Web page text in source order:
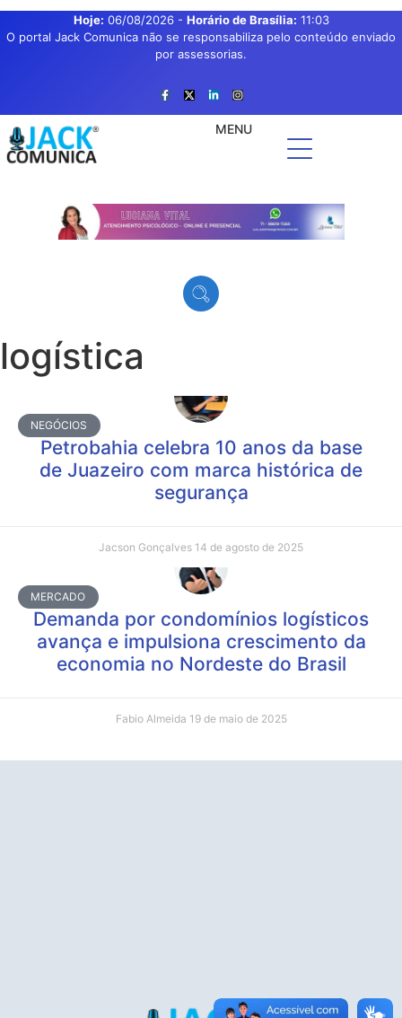
Hoje: 06/08/2026- Horário de Brasília: 11:03
O portal Jack Comunica não se responsabiliza pelo conteúdo enviado
por assessorias.
MENU
logística
NEGÓCIOS
Petrobahia celebra 10 anos da base
de Juazeiro com marca histórica de
segurança
Jacson Gonçalves 14 de agosto de 2025
MERCADO
Demanda por condomínios logísticos
avança e impulsiona crescimento da
economia no Nordeste do Brasil
Fabio Almeida 19 de maio de 2025